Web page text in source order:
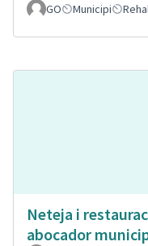
GO Municipi
Neteja i
abocador